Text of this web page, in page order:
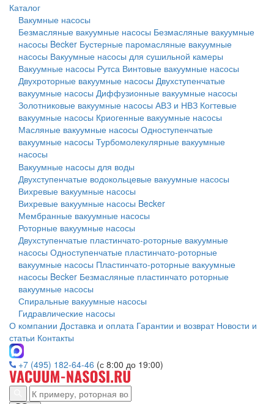
Каталог
Вакумные насосы
Безмасляные вакуумные насосы Безмасляные вакуумные
насосы Becker Бустерные паромасляные вакуумные
насосы Вакуумные насосы для сушильной камеры
Вакуумные насосы Рутса Винтовые вакуумные насосы
Двухроторные вакуумные насосы Двухступенчатые
вакуумные насосы Диффузионные вакуумные насосы
Золотниковые вакуумные насосы АВЗ и НВЗ Когтевые
вакуумные насосы Криогенные вакуумные насосы
Масляные вакуумные насосы Одноступенчатые
вакуумные насосы Турбомолекулярные вакуумные
насосы
Вакуумные насосы для воды
Двухступенчатые водокольцевые вакуумные насосы
Вихревые вакуумные насосы
Вихревые вакуумные насосы Becker
Мембранные вакуумные насосы
Роторные вакуумные насосы
Двухступенчатые пластинчато-роторные вакуумные
насосы Одноступенчатые пластинчато-роторные
вакуумные насосы Пластинчато-роторные вакуумные
насосы Becker Безмасляные пластинчато роторные
вакуумные насосы
Спиральные вакуумные насосы
Гидравлические насосы
О компании Доставка и оплата Гарантии и возврат Новости и
статьи Контакты
+7 (495) 182-64-46 (с 8:00 до 19:00)